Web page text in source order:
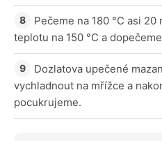
Pečeme na 180 °C asi
teplotu na 150 °C a
Dozlatova upečené
vychladnout na mřížce a
pocukrujeme.